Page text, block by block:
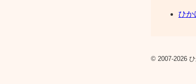
ひか
© 2007-2026